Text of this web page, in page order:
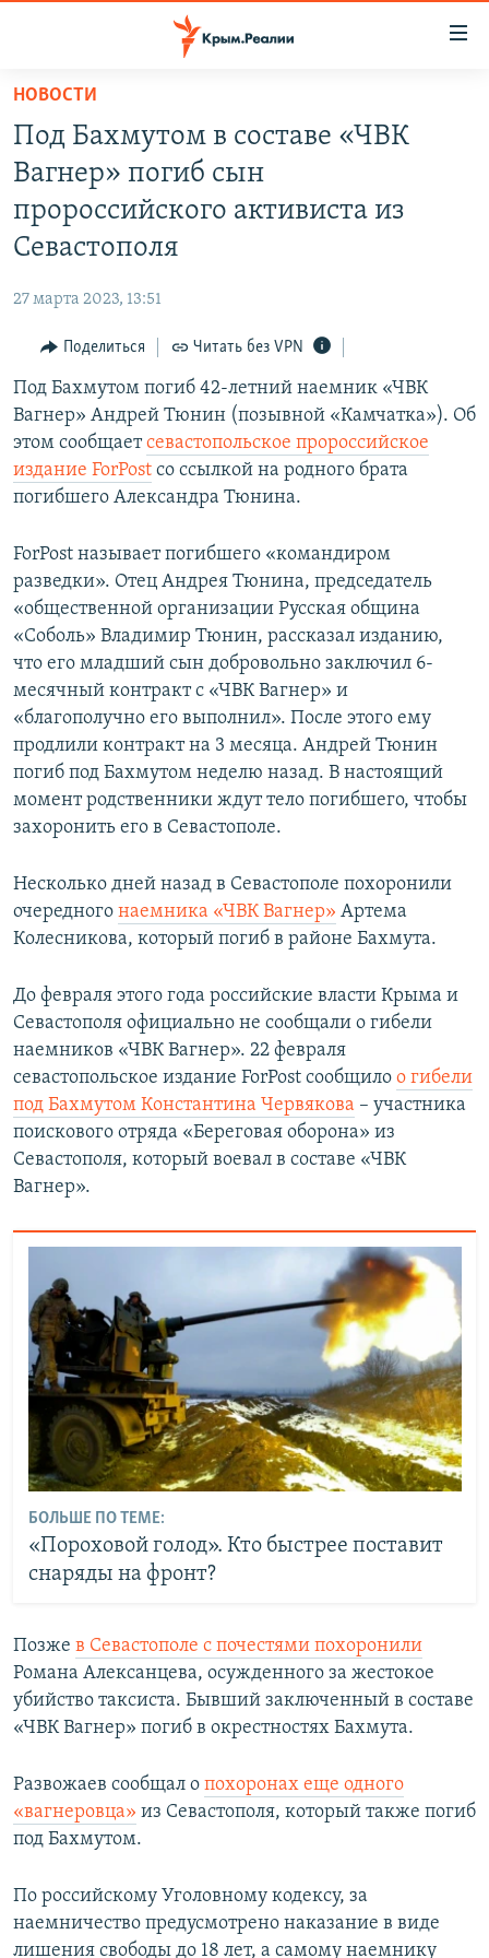
Вернуться
основному
содержанию
главной
Вернутся
поиску
СПЕЦПРОЕКТЫ
ИСТОРИЯ
ИНТЕРАКТИВ
ИНФОГРАФИКА
ТЕЛЕПРОЕКТ КРЫМ.РЕАЛИИ
СОВЕТЫ ПРАВОЗАЩИТНИКОВ
ПРОПАВШИЕ БЕЗ ВЕСТИ
ПОБЕДИТЕЛЕЙ НЕ СУДЯТ?
КРЫМ.НЕПОКОРЕННЫЙ
ELIFBE
УКРАИНСКАЯ ПРОБЛЕМА КРЫМА
РАДІО СВОБОДА
КАК ОБОЙТИ БЛОКИРОВКУ
Українською
Qırımtatar
ПРИСОЕДИНЯЙТЕСЬ!
Все сайты RFE/RL
НОВОСТИ
Под Бахмутом в составе «ЧВК
Вагнер» погиб сын
пророссийского активиста из
Севастополя
27 марта 2023, 13:51
Поделиться Читать без VPN
Под Бахмутом погиб 42-летний наемник «ЧВК
Вагнер» Андрей Тюнин (позывной «Камчатка»). Об
этом сообщаетсевастопольское пророссийское
издание ForPost со ссылкой на родного брата
погибшего Александра Тюнина.
ForPost называет погибшего «командиром
разведки». Отец Андрея Тюнина, председатель
«общественной организации Русская община
«Соболь» Владимир Тюнин, рассказал изданию,
что его младший сын добровольно заключил 6-
месячный контракт с «ЧВК Вагнер» и
«благополучно его выполнил». После этого ему
продлили контракт на 3 месяца. Андрей Тюнин
погиб под Бахмутом неделю назад. В настоящий
момент родственники ждут тело погибшего, чтобы
захоронить его в Севастополе.
Несколько дней назад в Севастополе похоронили
очередного наемника «ЧВК Вагнер» Артема
Колесникова, который погиб в районе Бахмута.
До февраля этого года российские власти Крыма и
Севастополя официально не сообщали о гибели
наемников «ЧВК Вагнер». 22 февраля
севастопольское издание ForPost сообщило о гибели
под Бахмутом Константина Червякова – участника
поискового отряда «Береговая оборона» из
Севастополя, который воевал в составе «ЧВК
Вагнер».
БОЛЬШЕ ПО ТЕМЕ:
«Пороховой голод». Кто быстрее поставит
снаряды на фронт?
Позже в Севастополе с почестями похоронили
Романа Алексанцева, осужденного за жестокое
убийство таксиста. Бывший заключенный в составе
«ЧВК Вагнер» погиб в окрестностях Бахмута.
Развожаев сообщал о похоронах еще одного
«вагнеровца» из Севастополя, который также погиб
под Бахмутом.
По российскому Уголовному кодексу, за
наемничество предусмотрено наказание в виде
лишения свободы до 18 лет, а самому наемнику